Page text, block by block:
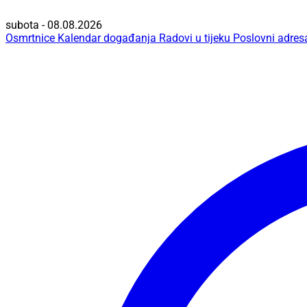
subota - 08.08.2026
Osmrtnice Kalendar događanja Radovi u tijeku Poslovni